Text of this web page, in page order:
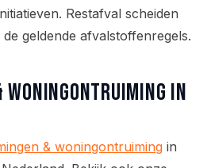
Restafval scheiden
geldende afvalstoffenregels.
woningontruiming in
& woningontruiming in